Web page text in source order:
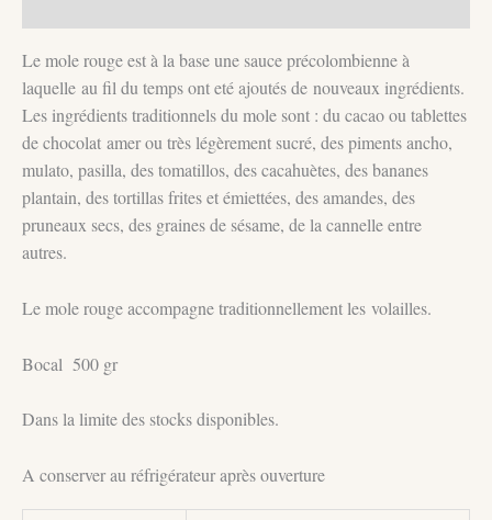
Le mole rouge est à la base une sauce précolombienne à
laquelle au fil du temps ont eté ajoutés de nouveaux ingrédients.
Les ingrédients traditionnels du mole sont : du cacao ou tablettes
de chocolat amer ou très légèrement sucré, des piments ancho,
mulato, pasilla, des tomatillos, des cacahuètes, des bananes
plantain, des tortillas frites et émiettées, des amandes, des
pruneaux secs, des graines de sésame, de la cannelle entre
autres.
Le mole rouge accompagne traditionnellement les volailles.
Bocal 500 gr
Dans la limite des stocks disponibles.
A conserver au réfrigérateur après ouverture